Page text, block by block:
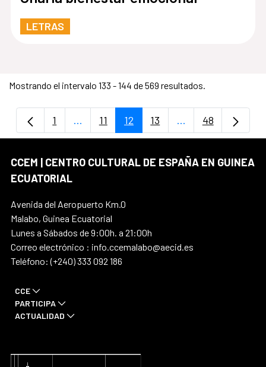
LETRAS
Mostrando el intervalo 133 - 144 de 569 resultados.
Página
1 ...Páginas intermedias Use TAB para
Página
11 Página
12 Página
13 ...PáginasPágina
48
CCEM | CENTRO CULTURAL DE ESPAÑA EN GUINEA
ECUATORIAL
Avenida del Aeropuerto Km.0
Malabo, Guinea Ecuatorial
Lunes a Sábados de 9:00h. a 21:00h
Correo electrónico : info.ccemalabo@aecid.es
Teléfono: (+240) 333 092 186
CCE
PARTICIPA
ACTUALIDAD